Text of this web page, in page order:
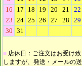
■ 店休日：ご注文はお受け致
しますが、発送・メールの送